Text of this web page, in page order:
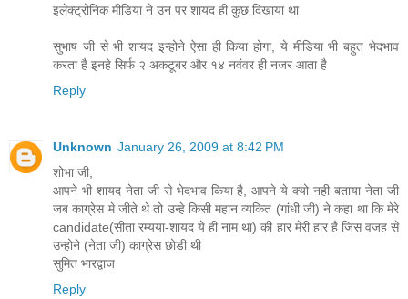
इलेक्ट्रोनिक मीडिया ने उन पर शायद ही कुछ दिखाया था
सुभाष जी से भी शायद इन्होने ऐसा ही किया होगा, ये मीडिया भी बहुत भेदभाव
करता है इनहे सिर्फ २ अकटूबर और १४ नवंवर ही नजर आता है
Reply
Unknown January 26, 2009 at 8:42 PM
शोभा जी,
आपने भी शायद नेता जी से भेदभाव किया है, आपने ये क्यो नही बताया नेता जी
जब काग्रेस मे जीते थे तो उन्हे किसी महान व्यकित (गांधी जी) ने कहा था कि मेरे
candidate(सीता रम्यया-शायद ये ही नाम था) की हार मेरी हार है जिस वजह से
उन्होने (नेता जी) काग्रेस छोडी थी
सुमित भारद्वाज
Reply